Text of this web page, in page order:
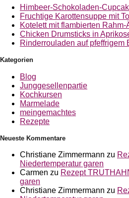
Himbeer-Schokoladen-
Fruchtige Karottensuppe mit
Kotelett mit flambierten Rahm-
Chicken Drumsticks in
Rinderrouladen auf pfeffrigem
Kategorien
Blog
Junggesellenpartie
Kochkursen
Marmelade
meingemachtes
Rezepte
Neueste Kommentare
Christiane Zimmermann zu
Niedertemperatur garen
Carmen zu Rezept
garen
Christiane Zimmermann zu